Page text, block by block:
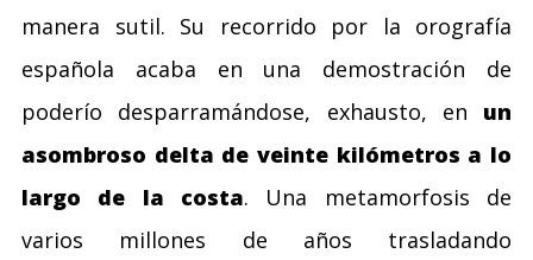
manera sutil. Su recorrido por la orografía
española acaba en una demostración de
poderío desparramándose, exhausto, en un
asombroso delta de veinte kilómetros a lo
largo de la costa. Una metamorfosis de
varios millones de años trasladando